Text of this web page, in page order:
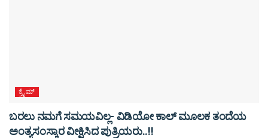
ಕ್ರೈಮ್
ಬರಲು ನಮಗೆ ಸಮಯವಿಲ್ಲ- ವಿಡಿಯೋ ಕಾಲ್ ಮೂಲಕ ತಂದೆಯ
ಅಂತ್ಯಸಂಸ್ಕಾರ ವೀಕ್ಷಿಸಿದ ಪುತ್ರಿಯರು..!!